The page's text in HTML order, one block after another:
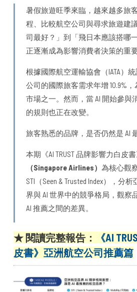
暑假旅遊旺季來臨，越來越多旅
程、比較航空公司與尋求旅遊建
司最好？」到「飛日本應該搭哪
正逐漸成為影響消費者決策的重
根據國際航空運輸協會（IATA）
公司的國際旅客需求年增 10.9%
市場之一。然而，當 AI 開始參與
的規則也正在改變。
旅客熟悉的品牌，是否仍然是 AI
本期《AI TRUST 品牌影響力白皮
（Singapore Airlines）為核心觀
STI（Seen & Trusted Index），分
界與 AI 世界中的競爭格局，觀察
AI 推薦之間的差異。
★ 閱讀完整報告：
《AI
皮書》亞洲航空公司推薦篇